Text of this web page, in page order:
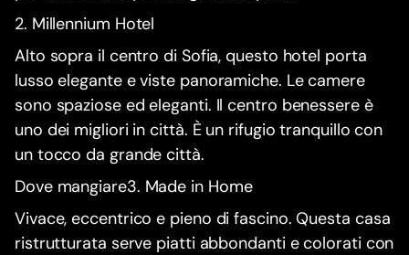
2. Millennium Hotel
Alto sopra il centro di Sofia, questo hotel porta
lusso elegante e viste panoramiche. Le camere
sono spaziose ed eleganti. Il centro benessere è
uno dei migliori in città. È un rifugio tranquillo con
un tocco da grande città.
Dove mangiare3. Made in Home
Vivace, eccentrico e pieno di fascino. Questa casa
ristrutturata serve piatti abbondanti e colorati con